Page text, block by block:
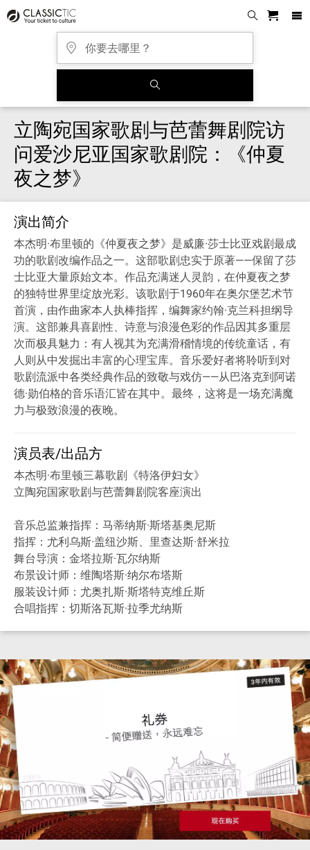
立陶宛国家歌剧与芭蕾舞剧院访
问爱沙尼亚国家歌剧院：《仲夏
夜之梦》
演出简介
本杰明·布里顿的《仲夏夜之梦》是威廉·莎士比亚戏剧最成
功的歌剧改编作品之一。这部歌剧忠实于原著——保留了莎
士比亚大量原始文本。作品充满迷人灵韵，在仲夏夜之梦
的独特世界里绽放光彩。该歌剧于1960年在奥尔堡艺术节
首演，由作曲家本人执棒指挥，编舞家约翰·克兰科担纲导
演。这部兼具喜剧性、诗意与浪漫色彩的作品因其多重层
次而极具魅力：有人视其为充满滑稽情境的传统童话，有
人则从中发掘出丰富的心理宝库。音乐爱好者将聆听到对
歌剧流派中各类经典作品的致敬与戏仿——从巴洛克到阿诺
德·勋伯格的音乐语汇皆在其中。最终，这将是一场充满魔
力与极致浪漫的夜晚。
演员表/出品方
本杰明·布里顿三幕歌剧《特洛伊妇女》
立陶宛国家歌剧与芭蕾舞剧院客座演出
音乐总监兼指挥：马蒂纳斯·斯塔基奥尼斯
指挥：尤利乌斯·盖纽沙斯、里查达斯·舒米拉
舞台导演：金塔拉斯·瓦尔纳斯
布景设计师：维陶塔斯·纳尔布塔斯
服装设计师：尤奥扎斯·斯塔特克维丘斯
合唱指挥：切斯洛瓦斯·拉季尤纳斯